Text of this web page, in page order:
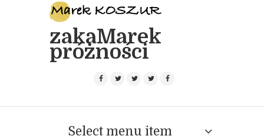
zakaMarek
próżności
Select menu item